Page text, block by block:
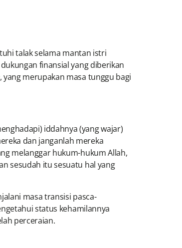
talak selama mantan istri
finansial yang diberikan
, yang merupakan masa tunggu bagi
iddahnya (yang wajar)
dan janganlah mereka
melanggar hukum-hukum Allah,
sesudah itu sesuatu hal yang
masa transisi pasca-
status kehamilannya
perceraian.